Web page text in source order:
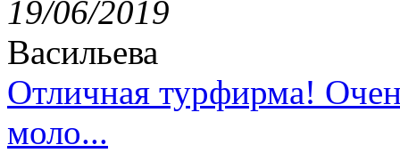
19/06/2019
Васильева
Отличная турфирма!
моло...